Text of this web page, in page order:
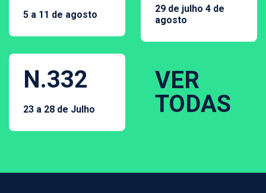
5 a 11 de agosto
29 de julho 4 de
agosto
N.332
23 a 28 de Julho
VER
TODAS